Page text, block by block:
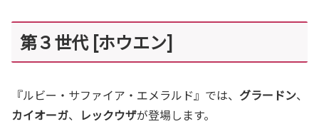
第３世代 [ホウエン]
『ルビー・サファイア・エメラルド』では、 グラードン、
カイオーガ、 レックウザが登場します。